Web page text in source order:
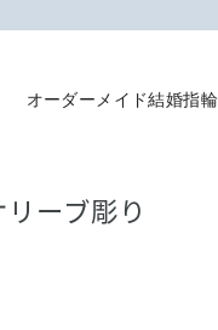
オーダーメイド結婚指輪
ーブ彫り